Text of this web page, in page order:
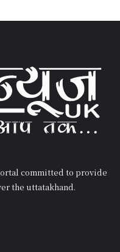
committed to provide
the uttatakhand.